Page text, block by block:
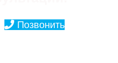
Позвонить